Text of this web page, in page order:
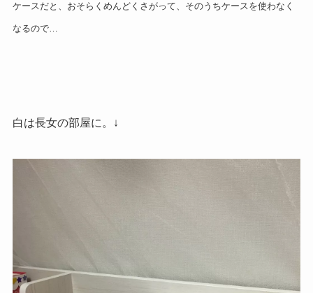
ケースだと、おそらくめんどくさがって、そのうちケースを使わなく
なるので…
白は長女の部屋に。↓